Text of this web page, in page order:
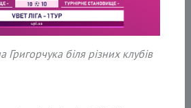
біля різних клубів